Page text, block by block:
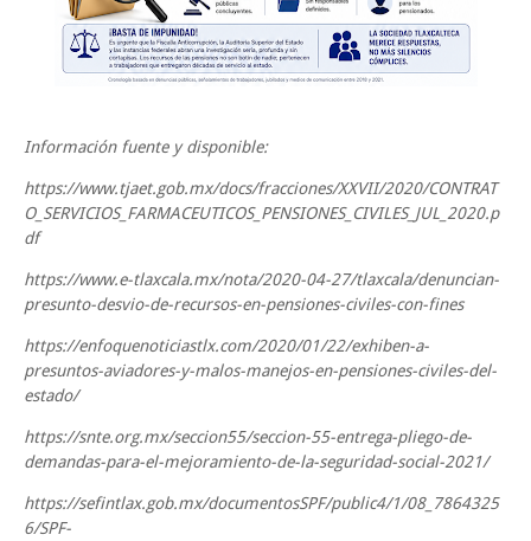
Información fuente y disponible:
https://www.tjaet.gob.mx/docs/fracciones/XXVII/2020/CONTRAT
O_SERVICIOS_FARMACEUTICOS_PENSIONES_CIVILES_JUL_2020.p
df
https://www.e-tlaxcala.mx/nota/2020-04-27/tlaxcala/denuncian-
presunto-desvio-de-recursos-en-pensiones-civiles-con-fines
https://enfoquenoticiastlx.com/2020/01/22/exhiben-a-
presuntos-aviadores-y-malos-manejos-en-pensiones-civiles-del-
estado/
https://snte.org.mx/seccion55/seccion-55-entrega-pliego-de-
demandas-para-el-mejoramiento-de-la-seguridad-social-2021/
https://sefintlax.gob.mx/documentosSPF/public4/1/08_7864325
6/SPF-